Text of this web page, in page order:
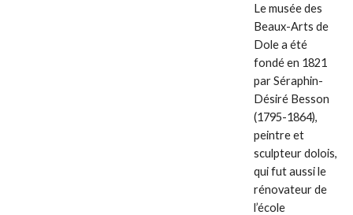
Le musée des
Beaux-Arts de
Dole a été
fondé en 1821
par Séraphin-
Désiré Besson
(1795-1864),
peintre et
sculpteur dolois,
qui fut aussi le
rénovateur de
l’école